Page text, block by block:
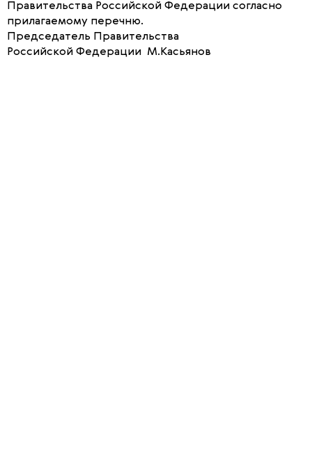
Правительства Российской Федерации согласно
прилагаемому перечню.
Председатель Правительства
Российской Федерации М.Касьянов